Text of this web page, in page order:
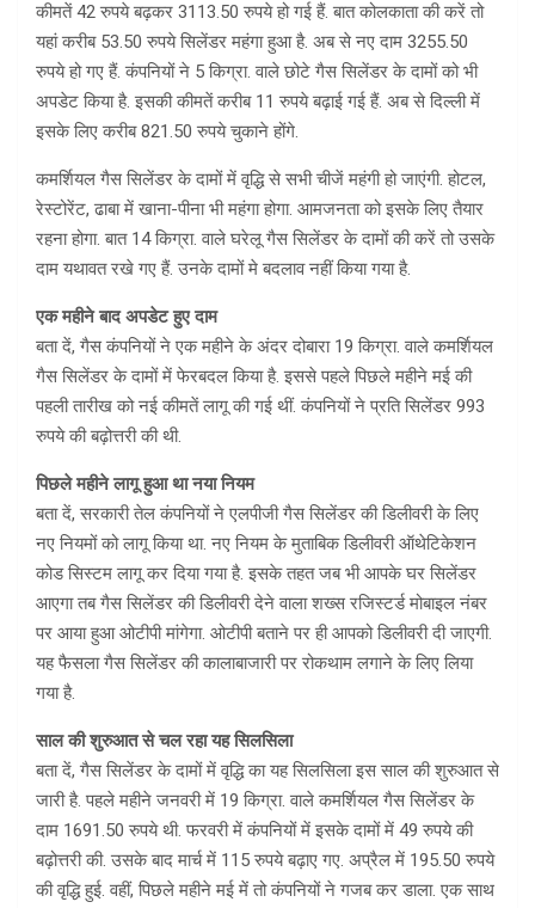
कीमतें 42 रुपये बढ़कर 3113.50 रुपये हो गई हैं. बात कोलकाता की करें तो
यहां करीब 53.50 रुपये सिलेंडर महंगा हुआ है. अब से नए दाम 3255.50
रुपये हो गए हैं. कंपनियों ने 5 किग्रा. वाले छोटे गैस सिलेंडर के दामों को भी
अपडेट किया है. इसकी कीमतें करीब 11 रुपये बढ़ाई गई हैं. अब से दिल्ली में
इसके लिए करीब 821.50 रुपये चुकाने होंगे.
कमर्शियल गैस सिलेंडर के दामों में वृद्धि से सभी चीजें महंगी हो जाएंगी. होटल,
रेस्टोरेंट, ढाबा में खाना-पीना भी महंगा होगा. आमजनता को इसके लिए तैयार
रहना होगा. बात 14 किग्रा. वाले घरेलू गैस सिलेंडर के दामों की करें तो उसके
दाम यथावत रखे गए हैं. उनके दामों मे बदलाव नहीं किया गया है.
एक महीने बाद अपडेट हुए दाम
बता दें, गैस कंपनियों ने एक महीने के अंदर दोबारा 19 किग्रा. वाले कमर्शियल
गैस सिलेंडर के दामों में फेरबदल किया है. इससे पहले पिछले महीने मई की
पहली तारीख को नई कीमतें लागू की गई थीं. कंपनियों ने प्रति सिलेंडर 993
रुपये की बढ़ोत्तरी की थी.
पिछले महीने लागू हुआ था नया नियम
बता दें, सरकारी तेल कंपनियों ने एलपीजी गैस सिलेंडर की डिलीवरी के लिए
नए नियमों को लागू किया था. नए नियम के मुताबिक डिलीवरी ऑथेटिकेशन
कोड सिस्टम लागू कर दिया गया है. इसके तहत जब भी आपके घर सिलेंडर
आएगा तब गैस सिलेंडर की डिलीवरी देने वाला शख्स रजिस्टर्ड मोबाइल नंबर
पर आया हुआ ओटीपी मांगेगा. ओटीपी बताने पर ही आपको डिलीवरी दी जाएगी.
यह फैसला गैस सिलेंडर की कालाबाजारी पर रोकथाम लगाने के लिए लिया
गया है.
साल की शुरुआत से चल रहा यह सिलसिला
बता दें, गैस सिलेंडर के दामों में वृद्धि का यह सिलसिला इस साल की शुरुआत से
जारी है. पहले महीने जनवरी में 19 किग्रा. वाले कमर्शियल गैस सिलेंडर के
दाम 1691.50 रुपये थी. फरवरी में कंपनियों में इसके दामों में 49 रुपये की
बढ़ोत्तरी की. उसके बाद मार्च में 115 रुपये बढ़ाए गए. अप्रैल में 195.50 रुपये
की वृद्धि हुई. वहीं, पिछले महीने मई में तो कंपनियों ने गजब कर डाला. एक साथ